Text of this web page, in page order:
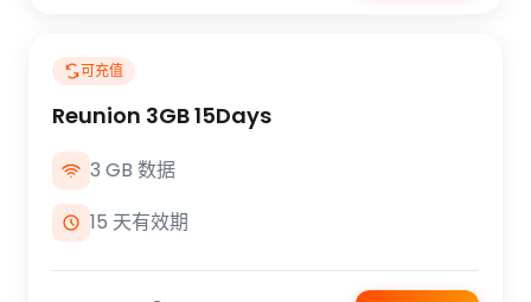
可充值
Reunion 3GB 15Days
3 GB 数据
15 天有效期